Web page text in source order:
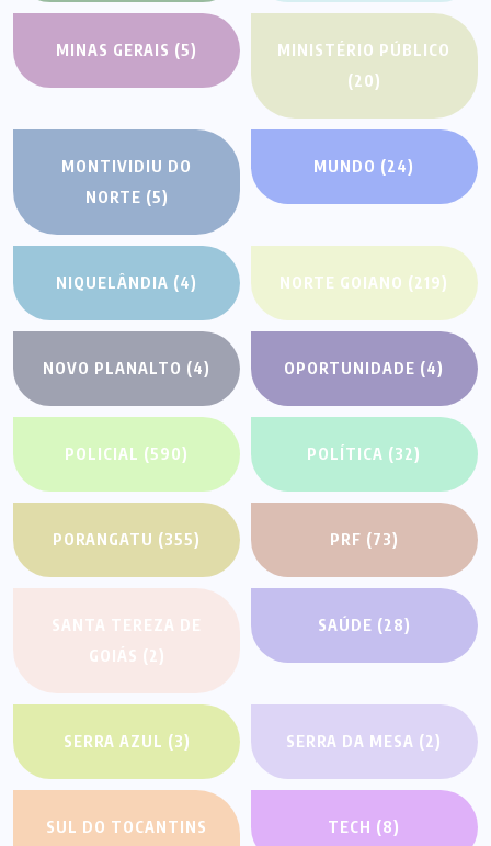
MINAS GERAIS (5)
MINISTÉRIO PÚBLICO
(20)
MONTIVIDIU DO
NORTE (5)
MUNDO (24)
NIQUELÂNDIA (4) NORTE GOIANO (219)
NOVO PLANALTO (4) OPORTUNIDADE (4)
POLICIAL (590) POLÍTICA (32)
PORANGATU (355) PRF (73)
SANTA TEREZA DE
GOIÁS (2)
SAÚDE (28)
SERRA AZUL (3) SERRA DA MESA (2)
SUL DO TOCANTINS
TECH (8)